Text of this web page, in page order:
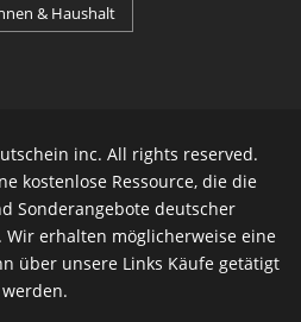
& Haushalt
inc. All rights reserved.
kostenlose Ressource, die die
Sonderangebote deutscher
erhalten möglicherweise eine
über unsere Links Käufe getätigt
werden.